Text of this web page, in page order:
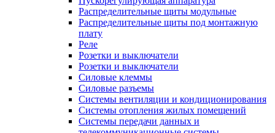
Распределительные щиты модульные
Распределительные щиты под монтажную
плату
Реле
Розетки и выключатели
Розетки и выключатели
Силовые клеммы
Силовые разъемы
Системы вентиляции и кондиционирования
Системы отопления жилых помещений
Системы передачи данных и